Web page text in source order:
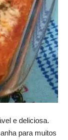
e deliciosa.
para muitos